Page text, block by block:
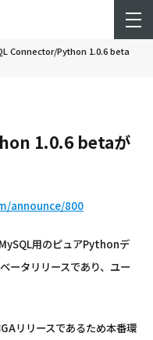
Connector/Python 1.0.6 beta
1.0.6 betaが
announce/800
用のピュアPythonデ
ータリリースであり、ユー
リリースであるため本番環